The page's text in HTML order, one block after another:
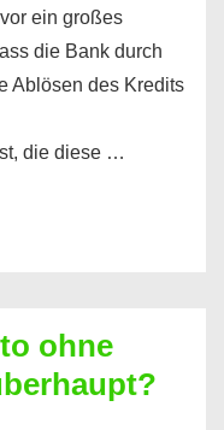
ein großes
die Bank durch
Ablösen des Kredits
die diese …
ohne